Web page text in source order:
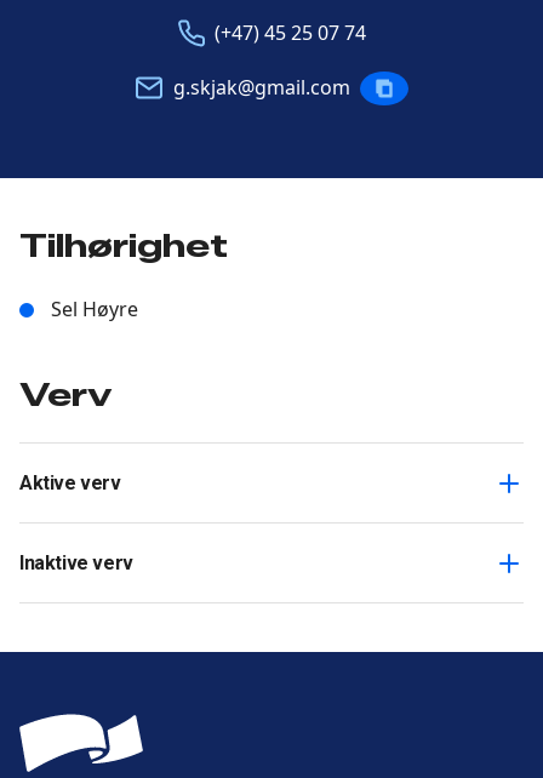
(+47) 45 25 07 74
g.skjak@gmail.com
KOPIERE
POST
Tilhørighet
Sel Høyre
Verv
Aktive verv
Inaktive verv